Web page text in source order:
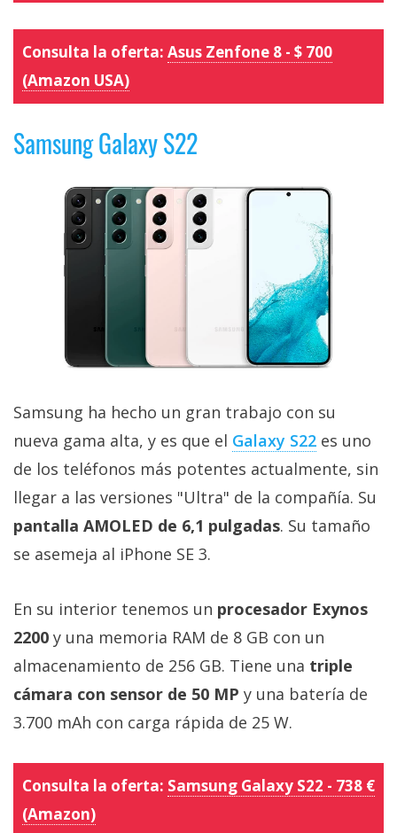
Consulta la oferta: Asus Zenfone 8 - $ 700
(Amazon USA)
Samsung Galaxy S22
Samsung ha hecho un gran trabajo con su
nueva gama alta, y es que el Galaxy S22 es uno
de los teléfonos más potentes actualmente, sin
llegar a las versiones "Ultra" de la compañía. Su
pantalla AMOLED de 6,1 pulgadas. Su tamaño
se asemeja al iPhone SE 3.
En su interior tenemos un procesador Exynos
2200 y una memoria RAM de 8 GB con un
almacenamiento de 256 GB. Tiene una triple
cámara con sensor de 50 MP y una batería de
3.700 mAh con carga rápida de 25 W.
Consulta la oferta: Samsung Galaxy S22 - 738 €
(Amazon)